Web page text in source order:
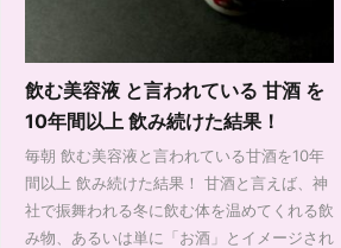
飲む美容液 と言われている 甘酒 を
10年間以上 飲み続けた結果！
毎朝 飲む美容液と言われている甘酒を10年
間以上 飲み続けた結果！ 甘酒と言えば、神
社で振舞われる冬に飲む体を温めてくれる飲
み物、あるいは単に「お酒」とイメージされ